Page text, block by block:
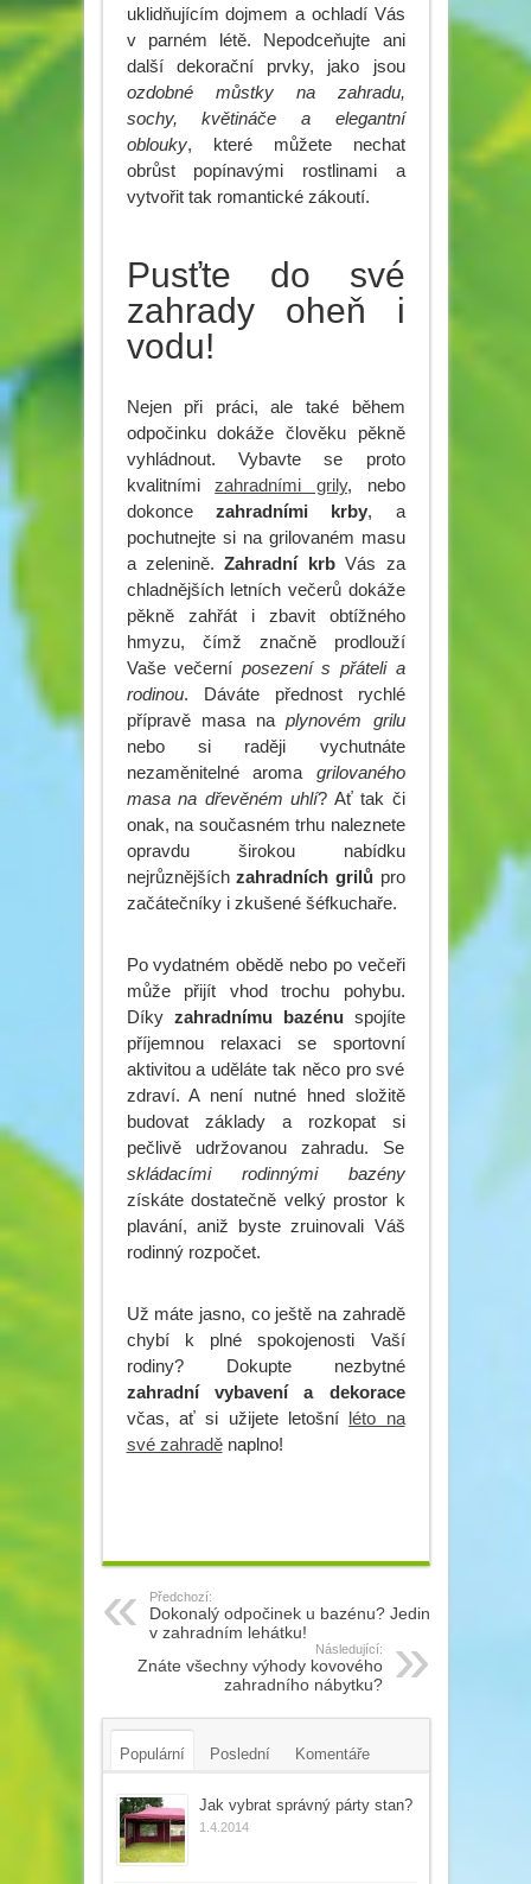
uklidňujícím dojmem a ochladí Vás
v parném létě. Nepodceňujte ani
další dekorační prvky, jako jsou
ozdobné můstky na zahradu,
sochy, květináče a elegantní
oblouky, které můžete nechat
obrůst popínavými rostlinami a
vytvořit tak romantické zákoutí.
Pusťte do své
zahrady oheň i
vodu!
Nejen při práci, ale také během
odpočinku dokáže člověku pěkně
vyhládnout. Vybavte se proto
kvalitnímizahradními grily, nebo
dokonce zahradními krby, a
pochutnejte si na grilovaném masu
a zelenině.Zahradní krbVás za
chladnějších letních večerů dokáže
pěkně zahřát i zbavit obtížného
hmyzu, čímž značně prodlouží
Vaše večerní posezení s přáteli a
rodinou. Dáváte přednost rychlé
přípravě masa naplynovém grilu
nebo si raději vychutnáte
nezaměnitelné aroma grilovaného
masa na dřevěném uhlí? Ať tak či
onak, na současném trhu naleznete
opravdu širokou nabídku
nejrůznějšíchzahradních grilůpro
začátečníky i zkušené šéfkuchaře.
Po vydatném obědě nebo po večeři
může přijít vhod trochu pohybu.
Díky zahradnímu bazénuspojíte
příjemnou relaxaci se sportovní
aktivitou a uděláte tak něco pro své
zdraví. A není nutné hned složitě
budovat základy a rozkopat si
pečlivě udržovanou zahradu. Se
skládacími rodinnými bazény
získáte dostatečně velký prostor k
plavání, aniž byste zruinovali Váš
rodinný rozpočet.
Už máte jasno, co ještě na zahradě
chybí k plné spokojenosti Vaší
rodiny? Dokupte nezbytné
zahradní vybavení a dekorace
včas, ať si užijete letošní léto na
své zahraděnaplno!
Předchozí:
Dokonalý odpočinek u bazénu? Jedině
v zahradním lehátku!
Následující:
Znáte všechny výhody kovového
zahradního nábytku?
Populární Poslední Komentáře
Tagy Jak vybrat správný párty stan?
1.4.2014